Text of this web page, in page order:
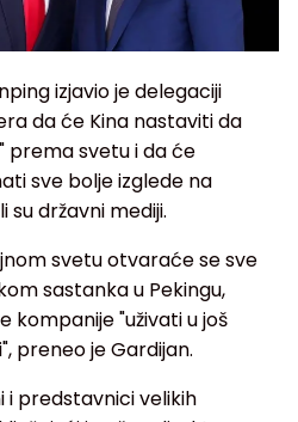
izjavio je delegaciji
da će Kina nastaviti da
prema svetu i da će
sve bolje izglede na
su državni mediji.
svetu otvaraće se sve
sastanka u Pekingu,
kompanije "uživati u još
preneo je Gardijan.
i predstavnici velikih